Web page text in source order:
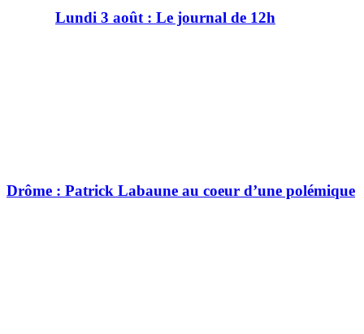
Lundi 3 août : Le journal de 12h
Drôme : Patrick Labaune au coeur d’une polémique